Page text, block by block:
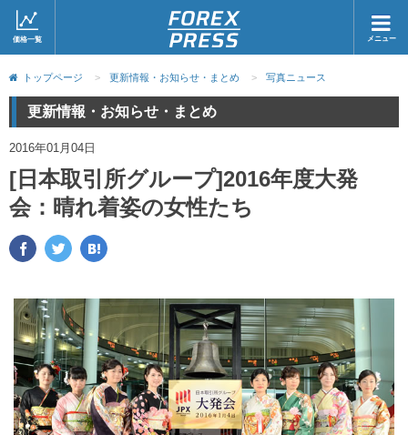
価格一覧 メニュー
ホーム ニュース
取引会社
コラム・レポート
ツイッター 動画
トップページ > 更新情報・お知らせ・まとめ > 写真ニュース
更新情報・お知らせ・まとめ
2016年01月04日
[日本取引所グループ]2016年度大発
会：晴れ着姿の女性たち